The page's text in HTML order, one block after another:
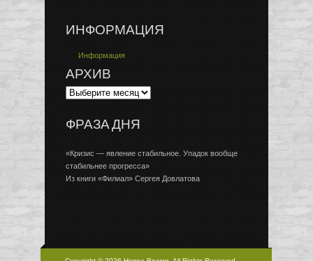
ИНФОРМАЦИЯ
Информация
АРХИВ
ФРАЗА ДНЯ
«Кризис — явление стабильное. Упадок вообще
стабильнее прогресса»
Из книги «Филиал» Сергея Довлатова